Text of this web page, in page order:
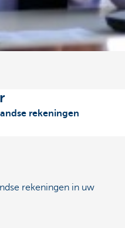
rekeningen
rekeningen in uw